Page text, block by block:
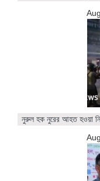
নুরুল হক নুরের আহত হওয়া